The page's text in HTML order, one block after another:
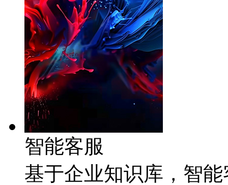
智能客服
基于企业知识库，